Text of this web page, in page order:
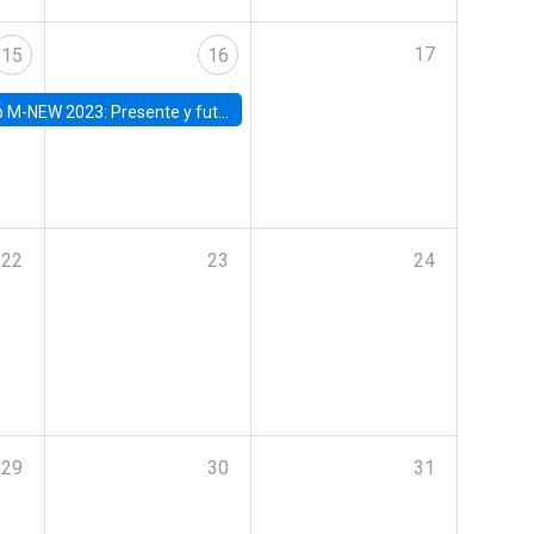
15
Presente y futuro del trabajo y el rol de las nuevas tecnologías
16 17
22 23 24
29 30 31